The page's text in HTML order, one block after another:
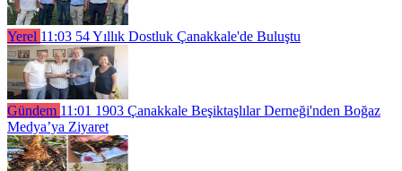
Yerel 11:03 54 Yıllık Dostluk Çanakkale'de Buluştu
Gündem 11:01 1903 Çanakkale Beşiktaşlılar Derneği'nden Boğaz
Medya’ya Ziyaret